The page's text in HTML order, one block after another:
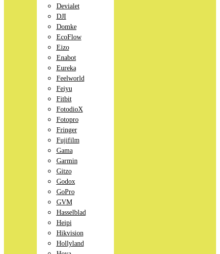
Devialet
DJI
Domke
EcoFlow
Eizo
Enabot
Eureka
Feelworld
Feiyu
Fitbit
FotodioX
Fotopro
Fringer
Fujifilm
Gama
Garmin
Gitzo
Godox
GoPro
GVM
Hasselblad
Heipi
Hikvision
Hollyland